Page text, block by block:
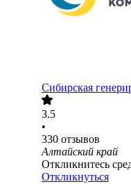
Сибирская
3.5
•
330 отзывов
Алтайский край
Откликнитесь
Откликнуться